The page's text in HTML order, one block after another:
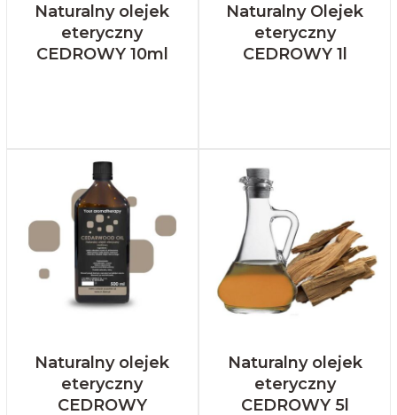
Naturalny olejek
eteryczny
CEDROWY 10ml
Naturalny Olejek
eteryczny
CEDROWY 1l
Naturalny olejek
eteryczny
CEDROWY
Naturalny olejek
eteryczny
CEDROWY 5l